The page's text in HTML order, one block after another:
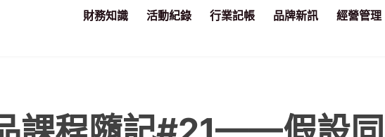
財務知識 活動紀錄 行業記帳 品牌新訊 經營管理